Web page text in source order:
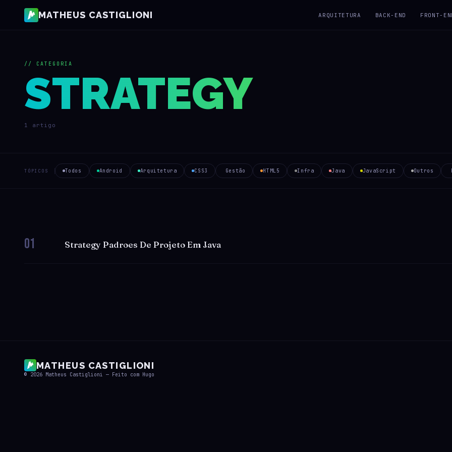
MATHEUS CASTIGLIONI ARQUITETURA BACK-END FRONT-
// CATEGORIA
STRATEGY
1 artigo
TÓPICOS Todos Android Arquitetura CSS3 Gestão HTML5 Infra Java JavaScript Outros
01 Strategy Padroes De Projeto Em Java
MATHEUS CASTIGLIONI
© 2026 Matheus Castiglioni — Feito com Hugo